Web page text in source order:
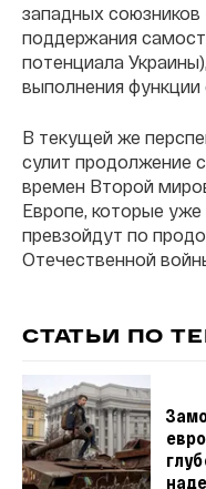
западных
поддержания
потенциала
выполнения функции
В текущей же
сулит продолжение
времен Второй
Европе, которые
превзойдут по
Отечественной
СТАТЬИ ПО